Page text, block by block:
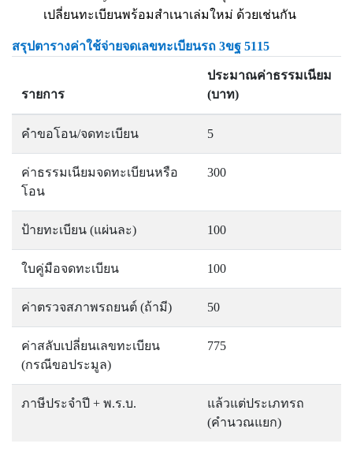
เปลี่ยนทะเบียนพร้อมสำเนาเล่มใหม่ ด้วยเช่นกัน
สรุปตารางค่าใช้จ่ายจดเลขทะเบียนรถ 3ขฐ 5115
รายการ
ประมาณค่าธรรมเนียม
(บาท)
คำขอโอน/จดทะเบียน 5
ค่าธรรมเนียมจดทะเบียนหรือ
โอน
300
ป้ายทะเบียน (แผ่นละ) 100
ใบคู่มือจดทะเบียน 100
ค่าตรวจสภาพรถยนต์ (ถ้ามี) 50
ค่าสลับเปลี่ยนเลขทะเบียน
(กรณีขอประมูล)
775
ภาษีประจำปี + พ.ร.บ.
แล้วแต่ประเภทรถ
(คำนวณแยก)